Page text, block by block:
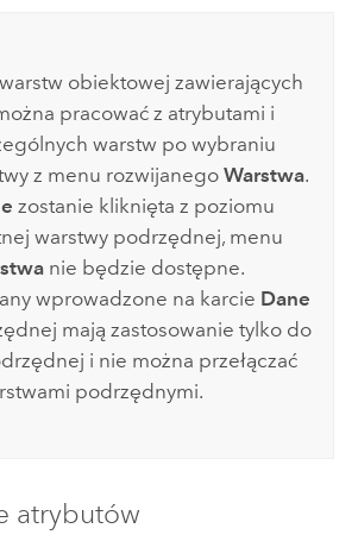
obiektowej zawierających
pracować z atrybutami i
warstw po wybraniu
z menu rozwijanegoWarstwa.
zostanie kliknięta z poziomu
warstwy podrzędnej, menu
nie będzie dostępne.
wprowadzone na karcie Dane
mają zastosowanie tylko do
i nie można przełączać
podrzędnymi.
atrybutów